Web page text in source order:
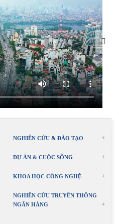
NGHIÊN CỨU & ĐÀO TẠO
DỰ ÁN & CUỘC SỐNG
KHOA HỌC CÔNG NGHỆ
NGHIÊN CỨU TRUYỀN THÔNG
NGÂN HÀNG